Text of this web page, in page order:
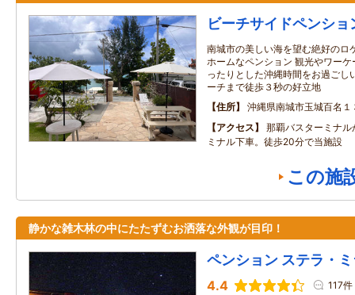
ビーチサイドペンショ
南城市の美しい海を望む絶好のロ
ホームなペンション 観光やワー
ったりとした沖縄時間をお過ごし
ーチまで徒歩３秒の好立地
住所
沖縄県南城市玉城百名１
アクセス
那覇バスターミナ
ミナル下車。徒歩20分で当施設
この施
静かな雑木林の中にたたずむお洒落な外観が目印！
ペンション ステラ・
4.4 117件